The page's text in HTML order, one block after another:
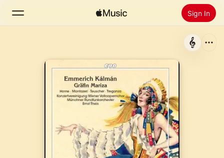
Sign In
Install Apple Music